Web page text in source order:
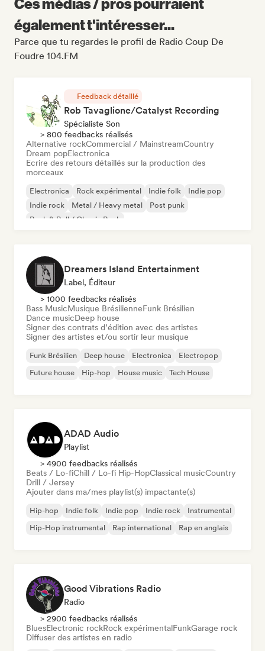
également t'intéresser...
Parce que tu regardes le profil de Radio Coup De
Foudre 104.FM
Feedback détaillé
Rob Tavaglione/Catalyst Recording
Spécialiste Son
> 800 feedbacks réalisés
Alternative rockCommercial / MainstreamCountry
Dream popElectronica
Ecrire des retours détaillés sur la production des
morceaux
Electronica Rock expérimental Indie folk
Indie pop
Indie rock
Metal / Heavy metal
Post punk
Rock & Roll / Classic Rock
Dreamers Island Entertainment
Label, Éditeur
> 1000 feedbacks réalisés
Bass MusicMusique BrésilienneFunk Brésilien
Dance musicDeep house
Signer des contrats d’édition avec des artistes
Signer des artistes et/ou sortir leur musique
Funk Brésilien Deep house Electronica
Electropop
Future house
Hip-hop House music Tech House
ADAD Audio
Playlist
> 4900 feedbacks réalisés
Beats / Lo-fiChill / Lo-fi Hip-HopClassical musicCountry
Drill / Jersey
Ajouter dans ma/mes playlist(s) impactante(s)
Hip-hop Indie folk Indie pop Indie rock
Instrumental
Hip-Hop instrumental
Rap international Rap en anglais
Good Vibrations Radio
Radio
> 2900 feedbacks réalisés
BluesElectronic rockRock expérimentalFunkGarage rock
Diffuser des artistes en radio